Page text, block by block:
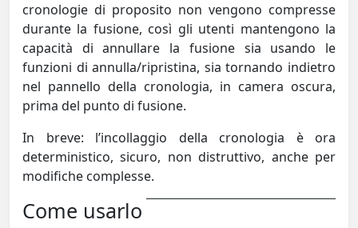
cronologie di proposito non vengono compresse
durante la fusione, così gli utenti mantengono la
capacità di annullare la fusione sia usando le
funzioni di annulla/ripristina, sia tornando indietro
nel pannello della cronologia, in camera oscura,
prima del punto di fusione.
In breve: l’incollaggio della cronologia è ora
deterministico, sicuro, non distruttivo, anche per
modifiche complesse.
Come usarlo